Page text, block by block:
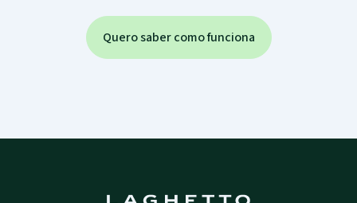
Quero saber como funciona